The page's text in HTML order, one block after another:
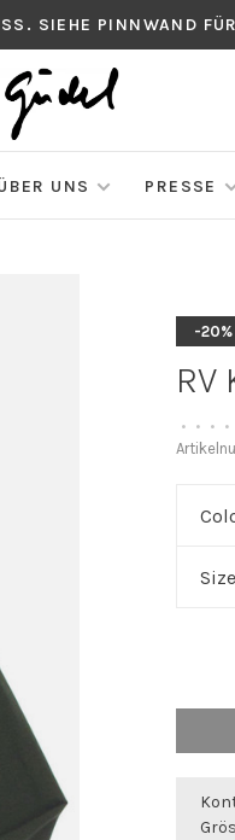
SIEHE PINNWAND
UNS PRESSE
-20%
RV
• • • •